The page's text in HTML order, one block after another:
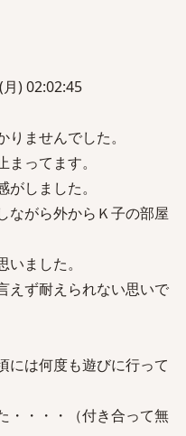
) 02:02:45
ませんでした。
ってます。
しました。
ながら外からＫ子の部屋
ました。
えず耐えられない思いで
には何度も遊びに行って
・・・・（付き合って無